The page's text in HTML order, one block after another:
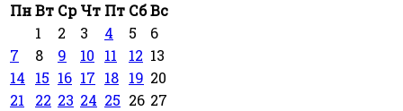
ПнВт Ср Чт Пт СбВс
1
2 3 4 5
6
7
8 9 10 11 12 13
14
15 16 17 18 19 20
21
22 23 24 25 26 27